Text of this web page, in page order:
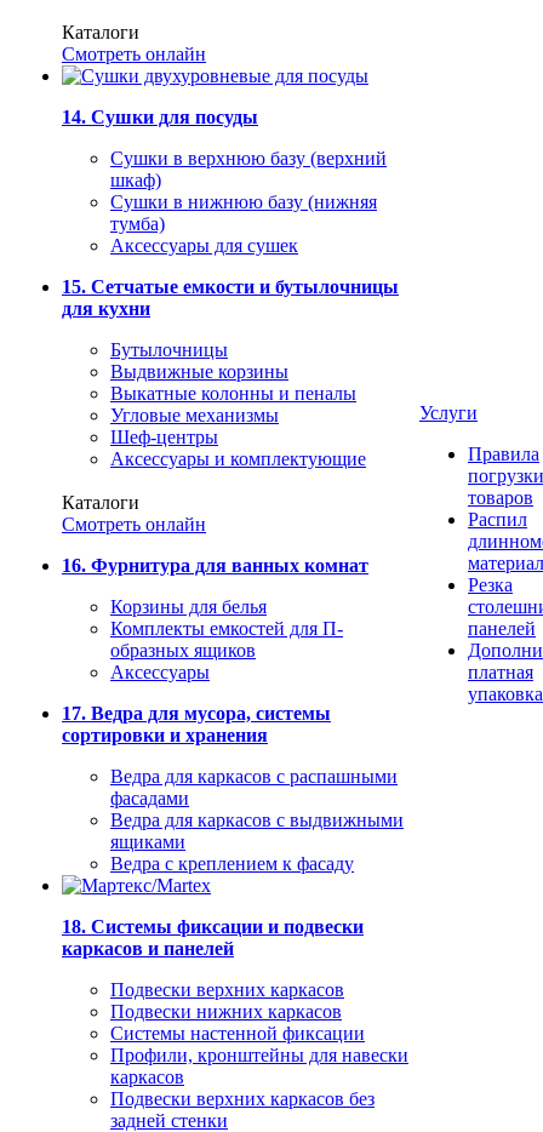
Каталоги
Смотреть онлайн
14. Сушки для посуды
Сушки в верхнюю базу (верхний
шкаф)
Сушки в нижнюю базу (нижняя
тумба)
Аксессуары для сушек
15. Сетчатые емкости и бутылочницы
для кухни
Бутылочницы
Выдвижные корзины
Выкатные колонны и пеналы
Угловые механизмы
Шеф-центры
Аксессуары и комплектующие
Каталоги
Смотреть онлайн
16. Фурнитура для ванных комнат
Корзины для белья
Комплекты емкостей для П-
образных ящиков
Аксессуары
17. Ведра для мусора, системы
сортировки и хранения
Ведра для каркасов с распашными
фасадами
Ведра для каркасов с выдвижными
ящиками
Ведра с креплением к фасаду
18. Системы фиксации и подвески
каркасов и панелей
Подвески верхних каркасов
Подвески нижних каркасов
Системы настенной фиксации
Профили, кронштейны для навески
каркасов
Подвески верхних каркасов без
задней стенки
Услуги
Правила
погрузки
товаров
Распил
Резка
панелей
платная
упаковка